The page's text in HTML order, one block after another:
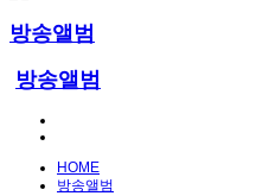
방송앨범
방송앨범
HOME
방송앨범